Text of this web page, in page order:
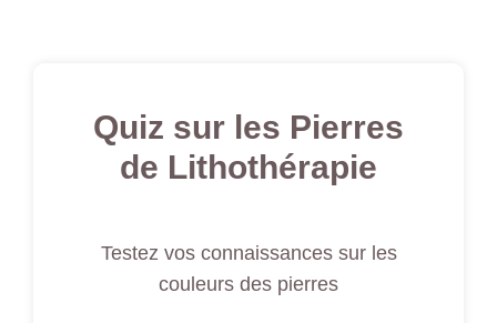
Quiz sur les Pierres
de Lithothérapie
Testez vos connaissances sur les
couleurs des pierres